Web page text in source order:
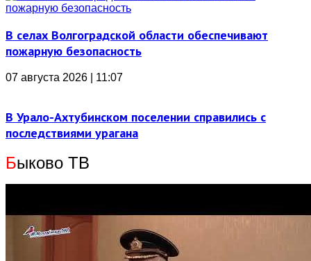
В селах Волгоградской области обеспечивают
пожарную безопасность
07 августа 2026 | 11:07
В Урало-Ахтубинском поселении справились с
последствиями урагана
Быково ТВ